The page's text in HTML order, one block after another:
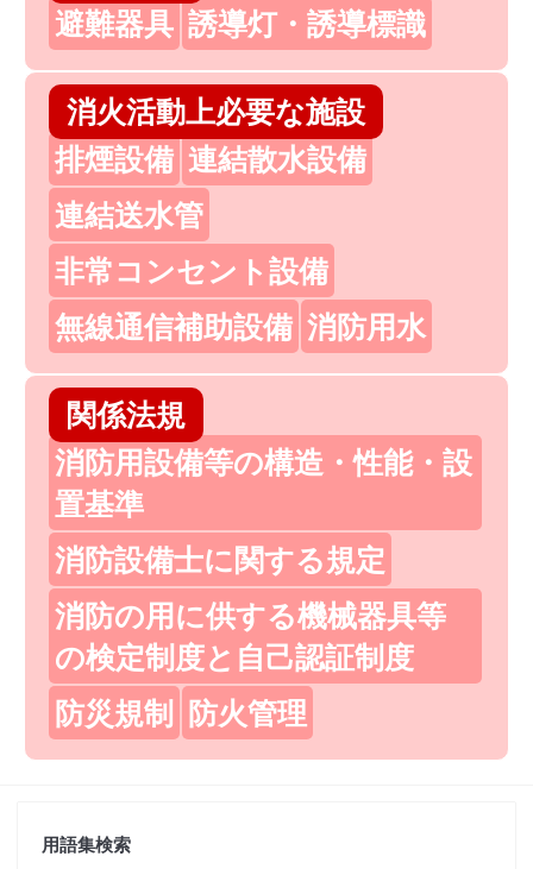
避難器具 誘導灯・誘導標識
消火活動上必要な施設
排煙設備 連結散水設備
連結送水管
非常コンセント設備
無線通信補助設備 消防用水
関係法規
消防用設備等の構造・性能・設
置基準
消防設備士に関する規定
消防の用に供する機械器具等
の検定制度と自己認証制度
防災規制 防火管理
用語集検索